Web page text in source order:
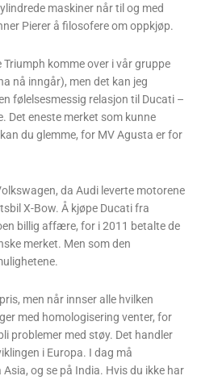
maskiner når til og med
Pierer å filosofere om oppkjøp.
komme over i vår gruppe
nå inngår), men det kan jeg
følelsesmessig relasjon til Ducati –
Det eneste merket som kunne
du glemme, for MV Agusta er for
da Audi leverte motorene
X-Bow. Å kjøpe Ducati fra
billig affære, for i 2011 betalte de
merket. Men som den
men når innser alle hvilken
med homologisering venter, for
problemer med støy. Det handler
i Europa. I dag må
og se på India. Hvis du ikke har